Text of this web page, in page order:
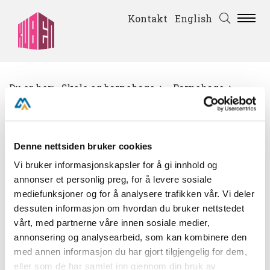
Denne nettsiden bruker cookies
Vi bruker informasjonskapsler for å gi innhold og
annonser et personlig preg, for å levere sosiale
mediefunksjoner og for å analysere trafikken vår. Vi deler
dessuten informasjon om hvordan du bruker nettstedet
vårt, med partnerne våre innen sosiale medier,
annonsering og analysearbeid, som kan kombinere den
med annen informasjon du har gjort tilgjengelig for dem,
eller som de har samlet inn gjennom din bruk av
Kontakt English
Du er her: Skole og barnehage Barnehage
Barnas nysgerrighet, kreativitet og vitebegjær
skal anerkjennes, stimuleres og legges til
grunn for deres læringsprosesser. Barna skal få
undersøke, oppdage og forstå sammenhenger,
utvide perspektiver og få ny innsikt.
Bidra til at barna møter et mangfold av